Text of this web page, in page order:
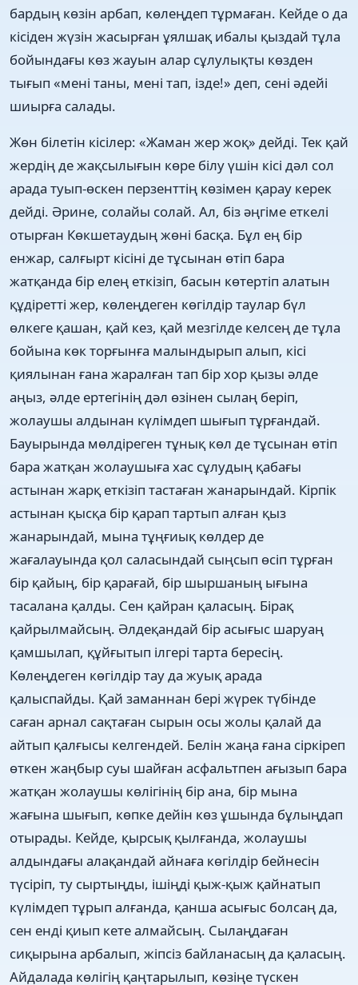
бардың көзін арбап, көлеңдеп тұрмаған. Кейде о да
кісіден жүзін жасырған ұялшақ ибалы қыздай тұла
бойындағы көз жауын алар сұлулықты көзден
тығып «мені таны, мені тап, ізде!» деп, сені әдейі
шиырға салады.
Жөн білетін кісілер: «Жаман жер жоқ» дейді. Тек қай
жердің де жақсылығын көре білу үшін кісі дәл сол
арада туып-өскен перзенттің көзімен қарау керек
дейді. Әрине, солайы солай. Ал, біз әңгіме еткелі
отырған Көкшетаудың жөні басқа. Бұл ең бір
енжар, салғырт кісіні де тұсынан өтіп бара
жатқанда бір елең еткізіп, басын көтертіп алатын
құдіретті жер, көлеңдеген көгілдір таулар бүл
өлкеге қашан, қай кез, қай мезгілде келсең де тұла
бойына көк торғынға малындырып алып, кісі
қиялынан ғана жаралған тап бір хор қызы әлде
аңыз, әлде ертегінің дәл өзінен сылаң беріп,
жолаушы алдынан күлімдеп шығып тұрғандай.
Бауырында мөлдіреген тұнық көл де тұсынан өтіп
бара жатқан жолаушыға хас сұлудың қабағы
астынан жарқ еткізіп тастаған жанарындай. Кірпік
астынан қысқа бір қарап тартып алған қыз
жанарындай, мына тұңғиық көлдер де
жағалауында қол саласындай сыңсып өсіп тұрған
бір қайың, бір қарағай, бір шыршаның ығына
тасалана қалды. Сен қайран қаласың. Бірақ
қайрылмайсың. Әлдеқандай бір асығыс шаруаң
қамшылап, құйғытып ілгері тарта бересің.
Көлеңдеген көгілдір тау да жуық арада
қалыспайды. Қай заманнан бері жүрек түбінде
саған арнал сақтаған сырын осы жолы қалай да
айтып қалғысы келгендей. Белін жаңа ғана сіркіреп
өткен жаңбыр суы шайған асфальтпен ағызып бара
жатқан жолаушы көлігінің бір ана, бір мына
жағына шығып, көпке дейін көз ұшында бұлыңдап
отырады. Кейде, қырсық қылғанда, жолаушы
алдындағы алақандай айнаға көгілдір бейнесін
түсіріп, ту сыртыңды, ішіңді қыж-қыж қайнатып
күлімдеп тұрып алғанда, қанша асығыс болсаң да,
сен енді қиып кете алмайсың. Сылаңдаған
сиқырына арбалып, жіпсіз байланасың да қаласың.
Айдалада көлігің қаңтарылып, көзіңе түскен